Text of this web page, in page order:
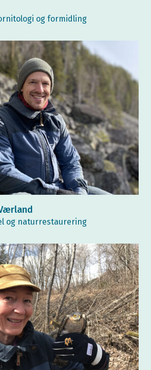
og formidling
og naturrestaurering